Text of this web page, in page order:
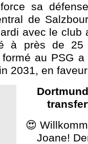
sa
de
avec le club
à près de 25
au PSG
2031, en
😍
Joane!